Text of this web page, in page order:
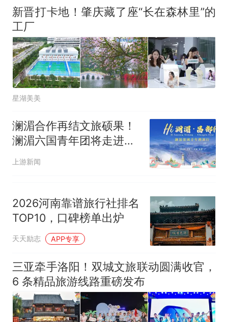
佛山一中学招聘物理教师，笔
已叫停招聘，成立调查组全面
核查
台风"白海豚"中心附近最大风
力已达15级 最新研判
热 那个在床头放菜刀的女孩，
因老师一句“跟我回家”改写了
人生
新晋打卡地！肇庆藏了座“长在森林里”的
工厂
星湖美美
澜湄合作再结文旅硕果！
澜湄六国青年团将走进昌
都开启“溯源”之旅
上游新闻
2026河南靠谱旅行社排名
TOP10，口碑榜单出炉
天天励志 APP专享
三亚牵手洛阳！双城文旅联动圆满收官，
6 条精品旅游线路重磅发布